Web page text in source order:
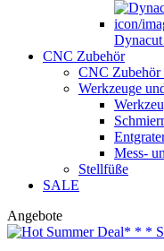
CNC Zubehör
CNC Zubehör
Werkzeuge
Mess-
Stellfüße
SALE
Angebote